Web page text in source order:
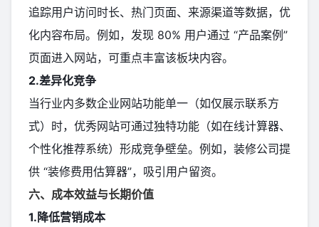
追踪用户访问时长、热门页面、来源渠道等数据，优
化内容布局。例如，发现 80% 用户通过 “产品案例”
页面进入网站，可重点丰富该板块内容。
2.差异化竞争
当行业内多数企业网站功能单一（如仅展示联系方
式）时，优秀网站可通过独特功能（如在线计算器、
个性化推荐系统）形成竞争壁垒。例如，装修公司提
供 “装修费用估算器”，吸引用户留资。
六、成本效益与长期价值
1.降低营销成本